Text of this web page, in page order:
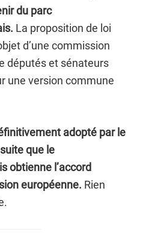
du parc
La proposition de loi
d’une commission
députés et sénateurs
une version commune
adopté par le
que le
obtienne l’accord
européenne. Rien